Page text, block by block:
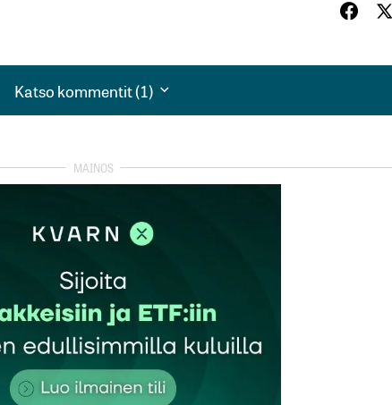
Katso kommentit (1)
Katso kommentit (1)
kirjautua sisään